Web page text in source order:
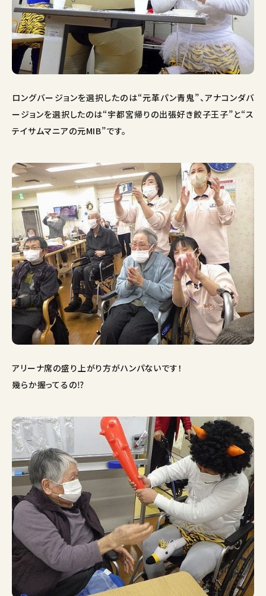
ロングバージョンを選択したのは“元革パン青鬼”、アナコンダバ
ージョンを選択したのは“宇都宮帰りの出張好き餃子王子”と“ス
テイサムマニアの元MIB”です。
アリーナ席の盛り上がり方がハンパないです！
幾らか握ってるの⁉